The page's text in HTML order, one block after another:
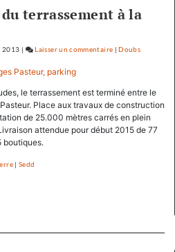
du terrassement à la
2013 | Laisser un commentaire on
se
ressource
à
|Doubs
le terrassement est terminé entre le
Place aux travaux de construction
de 25.000 mètres carrés en plein
attendue pour début 2015 de 77
boutiques.
| Sedd